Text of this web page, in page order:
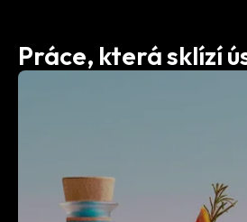
Práce, která sklízí